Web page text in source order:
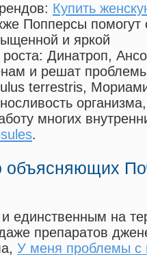
Купить
Попперсы помогут
и яркой
: Динатроп,
и решат
terrestris,
многих
.
объясняющих
на
препаратов
, У меня проблемы с